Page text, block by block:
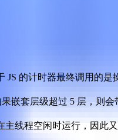
JS 的计时器最终调用的
嵌套层级超过 5 层，则
主线程空闲时运行，因此